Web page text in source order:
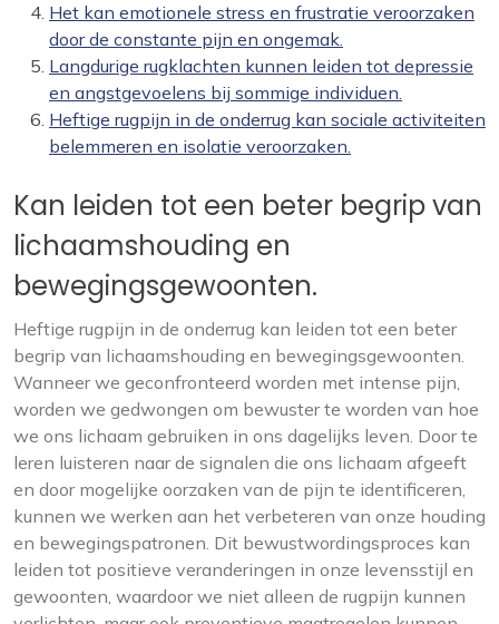
Het kan emotionele stress en frustratie veroorzaken
door de constante pijn en ongemak.
Langdurige rugklachten kunnen leiden tot depressie
en angstgevoelens bij sommige individuen.
Heftige rugpijn in de onderrug kan sociale activiteiten
belemmeren en isolatie veroorzaken.
Kan leiden tot een beter begrip van
lichaamshouding en
bewegingsgewoonten.
Heftige rugpijn in de onderrug kan leiden tot een beter
begrip van lichaamshouding en bewegingsgewoonten.
Wanneer we geconfronteerd worden met intense pijn,
worden we gedwongen om bewuster te worden van hoe
we ons lichaam gebruiken in ons dagelijks leven. Door te
leren luisteren naar de signalen die ons lichaam afgeeft
en door mogelijke oorzaken van de pijn te identificeren,
kunnen we werken aan het verbeteren van onze houding
en bewegingspatronen. Dit bewustwordingsproces kan
leiden tot positieve veranderingen in onze levensstijl en
gewoonten, waardoor we niet alleen de rugpijn kunnen